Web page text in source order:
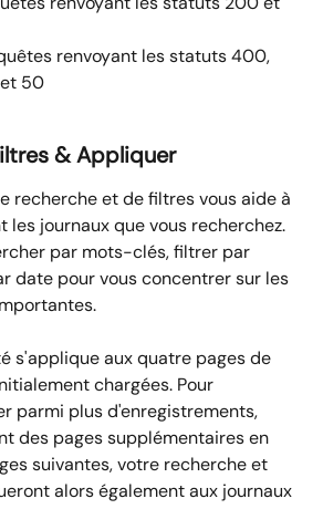
renvoyant les statuts 400,
50
& Appliquer
recherche et de filtres vous aide à
les journaux que vous recherchez.
par mots-clés, filtrer par
date pour vous concentrer sur les
s'applique aux quatre pages de
chargées. Pour
parmi plus d'enregistrements,
des pages supplémentaires en
suivantes, votre recherche et
alors également aux journaux